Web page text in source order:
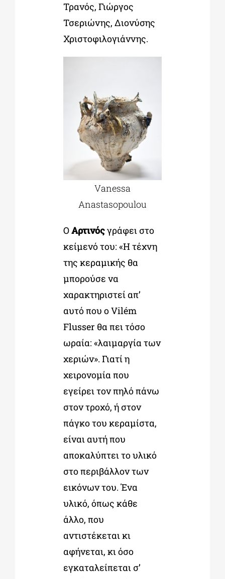
Τρανός, Γιώργος
Τσεριώνης, Διονύσης
Χριστοφιλογιάννης.
Vanessa
Anastasopoulou
ΟΑρτινόςγράφει στο
κείμενό του: «Η τέχνη
της κεραμικής θα
μπορούσε να
χαρακτηριστεί απ’
αυτό που ο Vilém
Flusser θα πει τόσο
ωραία: «λαιμαργία των
χεριών». Γιατί η
χειρονομία που
εγείρει τον πηλό πάνω
στον τροχό, ή στον
πάγκο του κεραμίστα,
είναι αυτή που
αποκαλύπτει το υλικό
στο περιβάλλον των
εικόνων του. Ένα
υλικό, όπως κάθε
άλλο, που
αντιστέκεται κι
αφήνεται, κι όσο
εγκαταλείπεται σ’